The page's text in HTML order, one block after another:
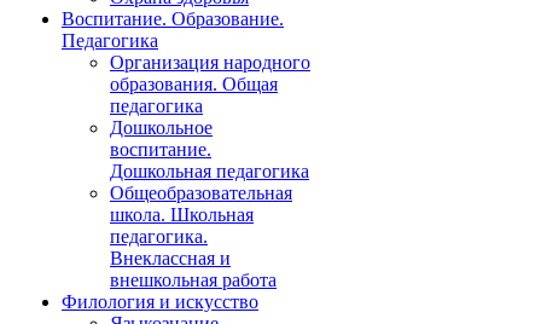
Воспитание. Образование.
Педагогика
Организация народного
образования. Общая
педагогика
Дошкольное
воспитание.
Дошкольная педагогика
Общеобразовательная
школа. Школьная
педагогика.
Внеклассная и
внешкольная работа
Филология и искусство